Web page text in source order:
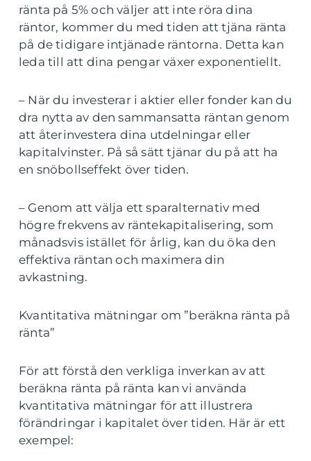
ränta på 5% och väljer att inte röra dina
räntor, kommer du med tiden att tjäna ränta
på de tidigare intjänade räntorna. Detta kan
leda till att dina pengar växer exponentiellt.
– När du investerar i aktier eller fonder kan du
dra nytta av den sammansatta räntan genom
att återinvestera dina utdelningar eller
kapitalvinster. På så sätt tjänar du på att ha
en snöbollseffekt över tiden.
– Genom att välja ett sparalternativ med
högre frekvens av räntekapitalisering, som
månadsvis istället för årlig, kan du öka den
effektiva räntan och maximera din
avkastning.
Kvantitativa mätningar om ”beräkna ränta på
ränta”
För att förstå den verkliga inverkan av att
beräkna ränta på ränta kan vi använda
kvantitativa mätningar för att illustrera
förändringar i kapitalet över tiden. Här är ett
exempel: